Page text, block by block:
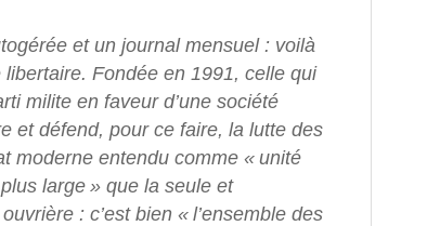
et un journal mensuel : voilà
libertaire. Fondée en 1991, celle qui
milite en faveur d’une société
et défend, pour ce faire, la lutte des
moderne entendu comme« unité
large » que la seule et
: c’est bien« l’ensemble des